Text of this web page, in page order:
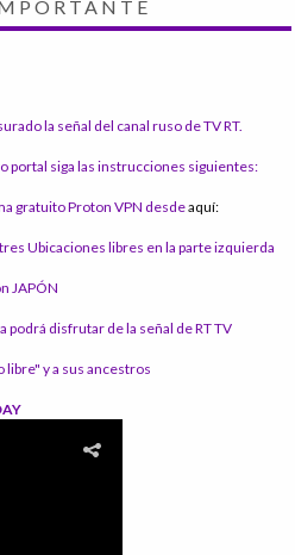
la señal del canal ruso de TV RT.
portal siga las instrucciones siguientes:
gratuito Proton VPN desdeaquí:
Ubicaciones libres en la parte izquierda
JAPÓN
podrá disfrutar de la señal de RT TV
libre" y a sus ancestros